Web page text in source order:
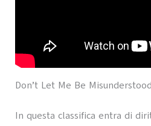
Don’t Let Me Be
In questa classifica entra di